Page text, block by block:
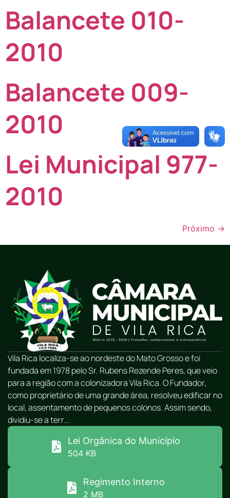
Balancete 010-
2010
Balancete 009-
2010
Lei Municipal 977-
2010
Próximo →
Vila Rica localiza-se ao nordeste do Mato Grosso e foi
fundada em 1978 pelo Sr. Rubens Rezende Peres, que veio
para a região com a colonizadora Vila Rica. O Fundador,
como proprietário de uma grande área, resolveu edificar no
local, assentamento de pequenos colonos. Assim sendo,
dividiu-se a terr...
Lei Orgânica do Município
504 KB
Regimento Interno
2 MB